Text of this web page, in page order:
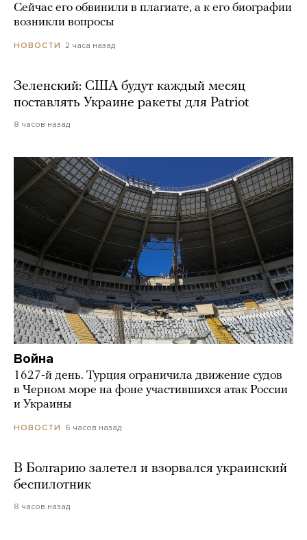
Сейчас его обвинили в плагиате, а к его биографии
возникли вопросы
НОВОСТИ 2 часа назад
Зеленский: США будут каждый месяц
поставлять Украине ракеты для Patriot
8 часов назад
Война
1627-й день. Турция ограничила движение судов
в Черном море на фоне участившихся атак России
и Украины
НОВОСТИ 6 часов назад
В Болгарию залетел и взорвался украинский
беспилотник
8 часов назад